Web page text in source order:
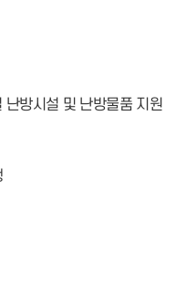
난방시설 및 난방물품 지원